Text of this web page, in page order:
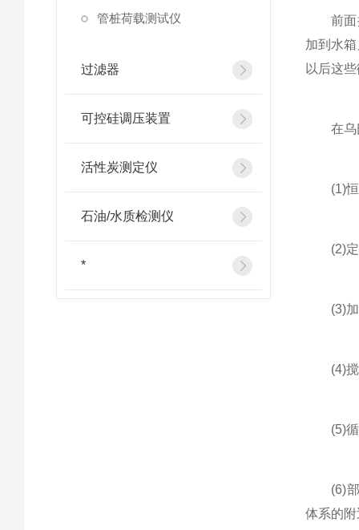
管桩荷载测试仪
过滤器
可控硅调压装置
活性炭测定仪
石油/水质检测仪
*
前面提
加到水
以后这
在乌氏
(1)恒
(2)定温
(3)加
(4)搅拌
(5)循
(6)部件
体系的